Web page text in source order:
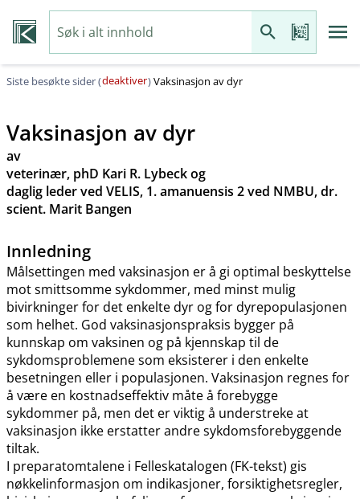
Siste besøkte sider (deaktiver)Vaksinasjon av dyr
Vaksinasjon av dyr
av
veterinær, phD Kari R. Lybeck og
daglig leder ved VELIS, 1. amanuensis 2 ved NMBU, dr.
scient. Marit Bangen
Innledning
Målsettingen med vaksinasjon er å gi optimal beskyttelse
mot smittsomme sykdommer, med minst mulig
bivirkninger for det enkelte dyr og for dyrepopulasjonen
som helhet. God vaksinasjonspraksis bygger på
kunnskap om vaksinen og på kjennskap til de
sykdomsproblemene som eksisterer i den enkelte
besetningen eller i populasjonen. Vaksinasjon regnes for
å være en kostnadseffektiv måte å forebygge
sykdommer på, men det er viktig å understreke at
vaksinasjon ikke erstatter andre sykdomsforebyggende
tiltak.
I preparatomtalene i Felleskatalogen (FK-tekst) gis
nøkkelinformasjon om indikasjoner, forsiktighetsregler,